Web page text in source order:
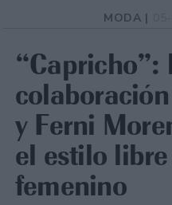
MODA |
“Capricho”:
y Ferni
el estilo
femenino